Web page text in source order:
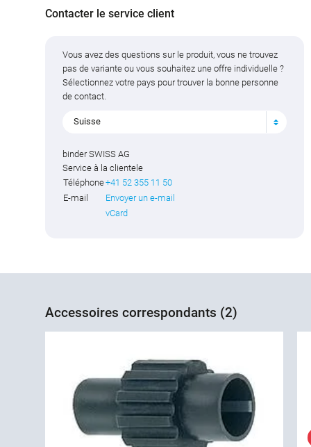
Contacter le service client
Vous avez des questions sur le produit, vous ne trouvez
pas de variante ou vous souhaitez une offre individuelle ?
Sélectionnez votre pays pour trouver la bonne personne
de contact.
Suisse
binder SWISS AG
Service à la clientele
Téléphone+41 52 355 11 50
E-mail
Envoyer un e-mail
vCard
Accessoires correspondants (2)